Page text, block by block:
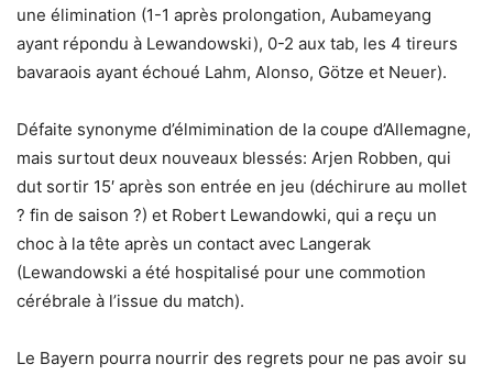
une élimination (1-1 après prolongation, Aubameyang
ayant répondu à Lewandowski), 0-2 aux tab, les 4 tireurs
bavaraois ayant échoué Lahm, Alonso, Götze et Neuer).
Défaite synonyme d’élmimination de la coupe d’Allemagne,
mais surtout deux nouveaux blessés: Arjen Robben, qui
dut sortir 15′ après son entrée en jeu (déchirure au mollet
? fin de saison ?) et Robert Lewandowki, qui a reçu un
choc à la tête après un contact avec Langerak
(Lewandowski a été hospitalisé pour une commotion
cérébrale à l’issue du match).
Le Bayern pourra nourrir des regrets pour ne pas avoir su